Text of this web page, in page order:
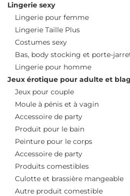
Lingerie sexy
Lingerie pour femme
Lingerie Taille Plus
Costumes sexy
Bas, body stocking et porte-
Lingerie pour homme
Jeux érotique pour adulte et
Jeux pour couple
Moule à pénis et à vagin
Accessoire de party
Produit pour le bain
Peinture pour le corps
Accessoire de party
Produits comestibles
Culotte et brassière mangeable
Autre produit comestible